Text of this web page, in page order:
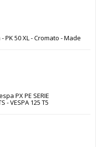
50 XL - Cromato - Made
PX PE SERIE
- VESPA 125 T5